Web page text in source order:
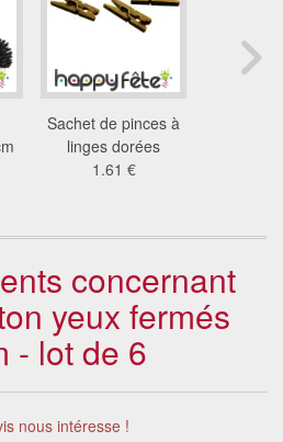
Sachet de pinces à
linges dorées
1.61 €
concernant
yeux fermés
- lot de 6
nous intéresse !